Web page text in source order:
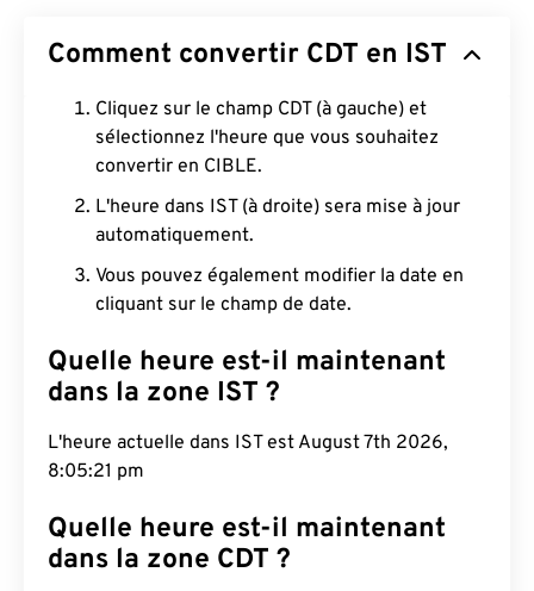
Comment convertir CDT en IST
Cliquez sur le champ CDT (à gauche) et
sélectionnez l'heure que vous souhaitez
convertir en CIBLE.
L'heure dans IST (à droite) sera mise à jour
automatiquement.
Vous pouvez également modifier la date en
cliquant sur le champ de date.
Quelle heure est-il maintenant
dans la zone IST ?
L'heure actuelle dans IST est August 7th 2026,
8:05:22 pm
Quelle heure est-il maintenant
dans la zone CDT ?